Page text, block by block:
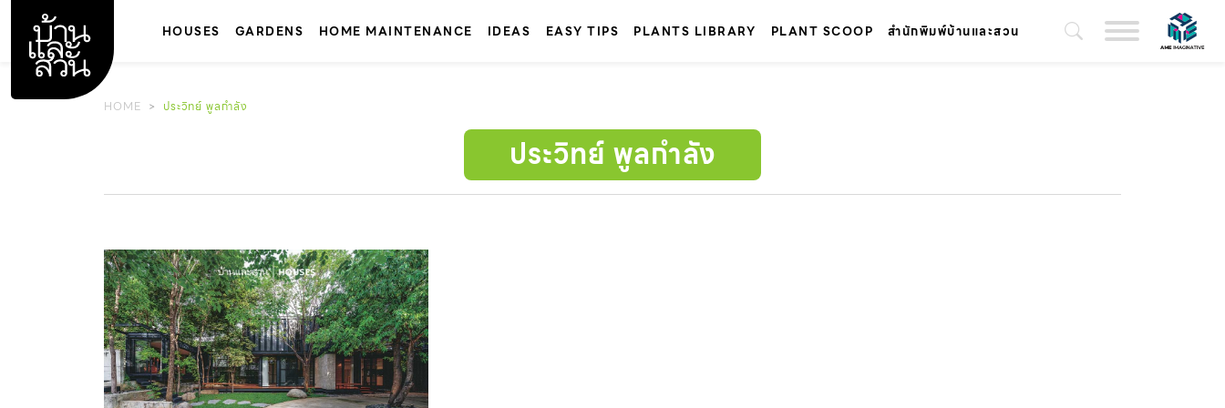
content
HOUSES GARDENS HOME MAINTENANCE IDEAS EASY TIPS PLANTS LIBRARY PLANT SCOOP สำนักพิมพ์บ้านและสวน
HOME ประวิทย์ พูลกำลัง
ประวิทย์ พูลกำลัง